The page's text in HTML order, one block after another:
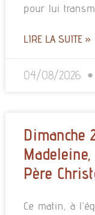
pour lui
LIRE LA SUITE »
04/08/2026
Dimanche
Père
Ce matin, à